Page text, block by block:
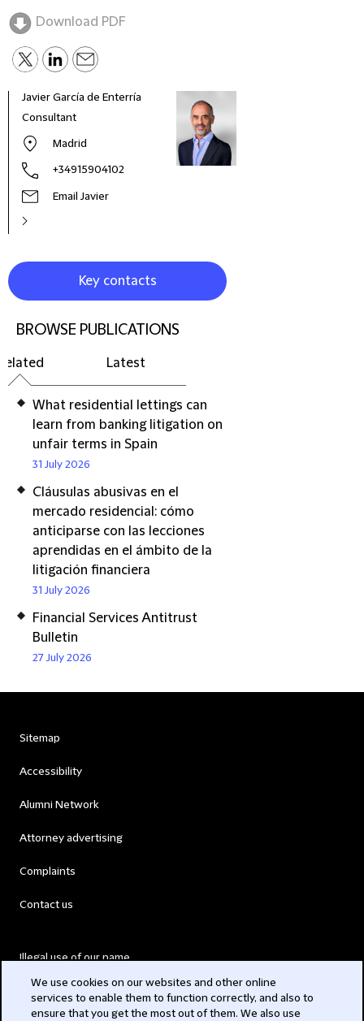
Download PDF
Javier García de Enterría
Consultant
Madrid
+34915904102
Email Javier
Key contacts
BROWSE PUBLICATIONS
Latest
What residential lettings can
learn from banking litigation on
unfair terms in Spain
31 July 2026
Cláusulas abusivas en el
mercado residencial: cómo
anticiparse con las lecciones
aprendidas en el ámbito de la
litigación financiera
31 July 2026
Financial Services Antitrust
Bulletin
27 July 2026
Sitemap
Accessibility
Alumni Network
Attorney advertising
Complaints
Contact us
Illegal use of our name
We use cookies on our websites and other online
services to enable them to function correctly, and also to
ensure that you get the most out of them. We also use